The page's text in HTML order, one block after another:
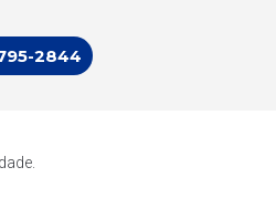
2844